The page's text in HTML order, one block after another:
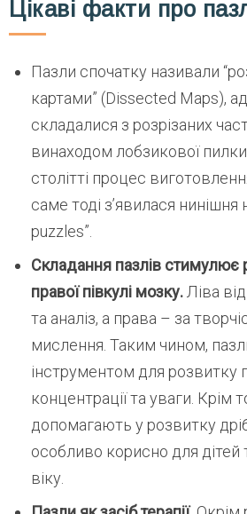
Цікаві факти про
Пазли спочатку називали
картами” (Dissected Maps),
складалися з розрізаних
винаходом лобзикової
столітті процес
саме тоді з’явилася нинішня
puzzles”.
Складання пазлів стимулює
правої півкулі мозку. Ліва
та аналіз, а права – за
мислення. Таким чином,
інструментом для розвитку
концентрації та уваги. Крім
допомагають у розвитку
особливо корисно для
віку.